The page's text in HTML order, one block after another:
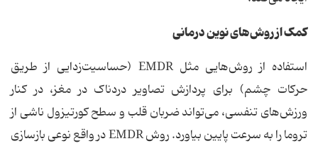
کمک از روش‌های نوین درمانی
استفاده از روش‌هایی مثل EMDR (حساسیت‌زدایی از طریق
حرکات چشم) برای پردازش تصاویر دردناک در مغز، در کنار
ورزش‌های تنفسی، می‌تواند ضربان قلب و سطح کورتیزول ناشی از
تروما را به سرعت پایین بیاورد. روش EMDR در واقع نوعی بازسازی